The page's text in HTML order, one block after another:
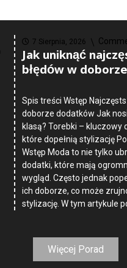
7 Sierpnia, 2026
Jak uniknąć
błędów w
Spis treści Wstęp
doborze dodatków Jak
klasą? Torebki – kluczowy
które dopełnią stylizację
Wstęp Moda to nie tylko
dodatki, które mają
wygląd. Często jednak
ich doborze, co może
stylizację. W tym artykule
Więcej Porad